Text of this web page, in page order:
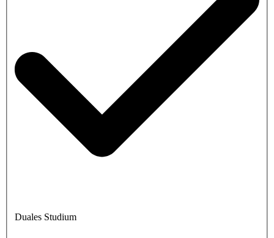
Duales Studium